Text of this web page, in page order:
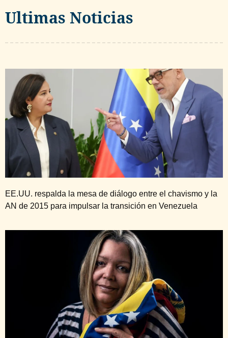
Ultimas Noticias
EE.UU. respalda la mesa de diálogo entre el chavismo y la
AN de 2015 para impulsar la transición en Venezuela